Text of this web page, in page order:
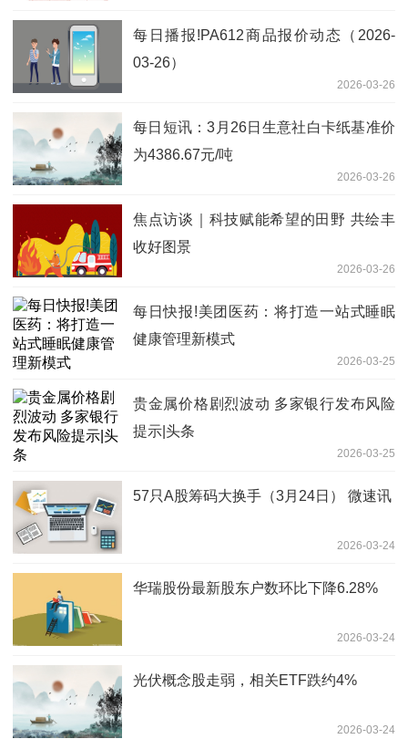
每日播报!PA612商品报价动态（2026-
03-26）
2026-03-26
每日短讯：3月26日生意社白卡纸基准价
为4386.67元/吨
2026-03-26
焦点访谈｜科技赋能希望的田野 共绘丰
收好图景
2026-03-26
每日快报!美团医药：将打造一站式睡眠
健康管理新模式
2026-03-25
贵金属价格剧烈波动 多家银行发布风险
提示|头条
2026-03-25
57只A股筹码大换手（3月24日） 微速讯
2026-03-24
华瑞股份最新股东户数环比下降6.28%
2026-03-24
光伏概念股走弱，相关ETF跌约4%
2026-03-24